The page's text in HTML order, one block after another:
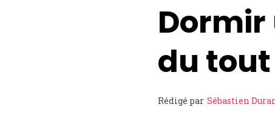
Dormir
du
Rédigé par Sébastien